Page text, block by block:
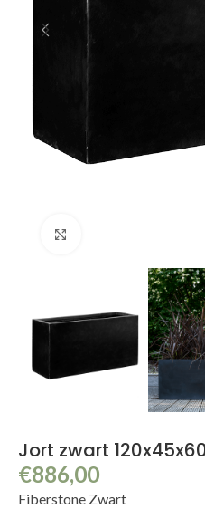
Jort zwart
€886,00
Fiberstone Zwart